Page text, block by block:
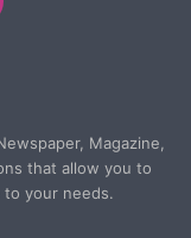
Magazine,
that allow you to
your needs.